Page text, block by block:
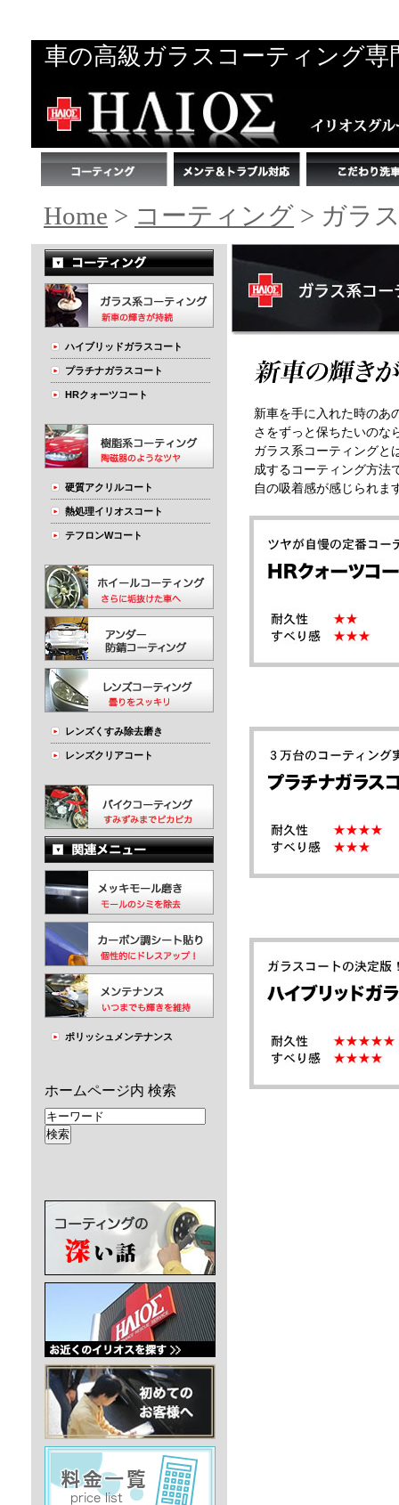
車の高級ガラスコーティング専
Home > コーティング > ガラ
新車を手に入れた時のあ
さをずっと保ちたいのな
ガラス系コーティングと
成するコーティング方法
自の吸着感が感じられま
ハイブリッドガラスコート
プラチナガラスコート
HRクォーツコート
硬質アクリルコート
熱処理イリオスコート
テフロンWコート
レンズくすみ除去磨き
レンズクリアコート
ポリッシュメンテナンス
ホームページ内 検索